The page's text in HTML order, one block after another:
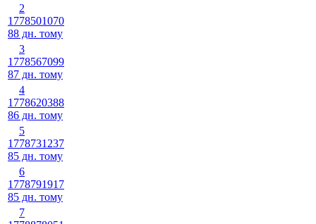
2
1778501070
88 дн. тому
3
1778567099
87 дн. тому
4
1778620388
86 дн. тому
5
1778731237
85 дн. тому
6
1778791917
85 дн. тому
7